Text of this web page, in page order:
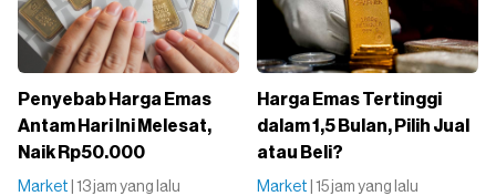
Penyebab Harga Emas
Antam Hari Ini Melesat,
Naik Rp50.000
Market | 13 jam yang lalu
Harga Emas Tertinggi
dalam 1,5 Bulan, Pilih Jual
atau Beli?
Market | 15 jam yang lalu